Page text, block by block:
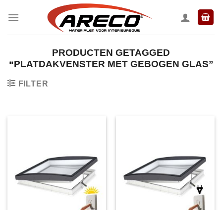
naar
PRODUCTEN GETAGGED
“PLATDAKVENSTER MET GEBOGEN GLAS”
FILTER